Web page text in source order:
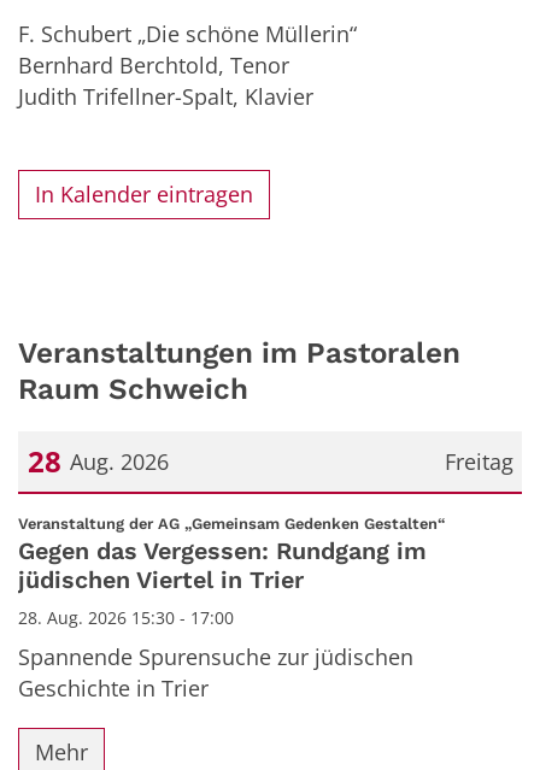
F. Schubert „Die schöne Müllerin“
Bernhard Berchtold, Tenor
Judith Trifellner-Spalt, Klavier
In Kalender eintragen
Veranstaltungen im Pastoralen
Raum Schweich
Freitag
28 Aug. 2026
Datum: 28. August 2026
Veranstaltung der AG „Gemeinsam Gedenken Gestalten“:
Gegen das Vergessen: Rundgang im
jüdischen Viertel in Trier
28. Aug. 2026 15:30 - 17:00
Spannende Spurensuche zur jüdischen
Geschichte in Trier
Mehr